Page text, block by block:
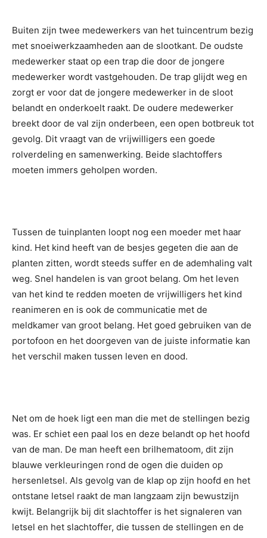
Buiten zijn twee medewerkers van het tuincentrum bezig
met snoeiwerkzaamheden aan de slootkant. De oudste
medewerker staat op een trap die door de jongere
medewerker wordt vastgehouden. De trap glijdt weg en
zorgt er voor dat de jongere medewerker in de sloot
belandt en onderkoelt raakt. De oudere medewerker
breekt door de val zijn onderbeen, een open botbreuk tot
gevolg. Dit vraagt van de vrijwilligers een goede
rolverdeling en samenwerking. Beide slachtoffers
moeten immers geholpen worden.
Tussen de tuinplanten loopt nog een moeder met haar
kind. Het kind heeft van de besjes gegeten die aan de
planten zitten, wordt steeds suffer en de ademhaling valt
weg. Snel handelen is van groot belang. Om het leven
van het kind te redden moeten de vrijwilligers het kind
reanimeren en is ook de communicatie met de
meldkamer van groot belang. Het goed gebruiken van de
portofoon en het doorgeven van de juiste informatie kan
het verschil maken tussen leven en dood.
Net om de hoek ligt een man die met de stellingen bezig
was. Er schiet een paal los en deze belandt op het hoofd
van de man. De man heeft een brilhematoom, dit zijn
blauwe verkleuringen rond de ogen die duiden op
hersenletsel. Als gevolg van de klap op zijn hoofd en het
ontstane letsel raakt de man langzaam zijn bewustzijn
kwijt. Belangrijk bij dit slachtoffer is het signaleren van
letsel en het slachtoffer, die tussen de stellingen en de